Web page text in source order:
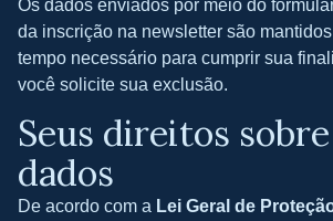
Os dados enviados por meio do
da inscrição na newsletter são
tempo necessário para cumprir sua
você solicite sua exclusão.
Seus direitos
dados
De acordo com a Lei Geral de